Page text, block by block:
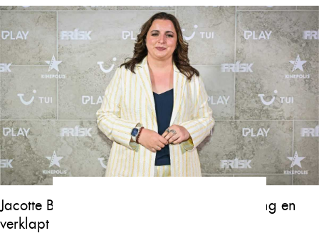
Jacotte Brokken is zwanger van een tweeling en
verklapt wanneer kindjes geboren worden